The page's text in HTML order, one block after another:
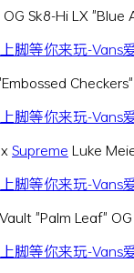
Sk8-Hi LX "Blue
x Supreme Luke
"Palm Leaf"